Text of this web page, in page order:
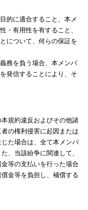
的に適合すること、本メ
・有用性を有すること、
について、何らの保証を
務を負う場合、本メンバ
発信することにより、そ
規約違反およびその他諸
の権利侵害に起因または
た場合は、全て本メンバ
、当該紛争に関連して、
等の支払いを行った場合
金等を負担し、補償する